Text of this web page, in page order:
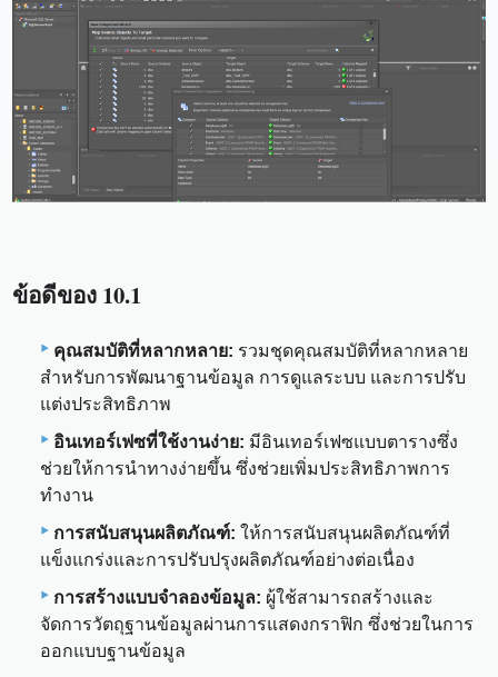
ข้อดีของ 10.1
คุณสมบัติที่หลากหลาย: รวมชุดคุณสมบัติที่หลากหลาย
สำหรับการพัฒนาฐานข้อมูล การดูแลระบบ และการปรับ
แต่งประสิทธิภาพ
อินเทอร์เฟซที่ใช้งานง่าย: มีอินเทอร์เฟซแบบตารางซึ่ง
ช่วยให้การนำทางง่ายขึ้น ซึ่งช่วยเพิ่มประสิทธิภาพการ
ทำงาน
การสนับสนุนผลิตภัณฑ์: ให้การสนับสนุนผลิตภัณฑ์ที่
แข็งแกร่งและการปรับปรุงผลิตภัณฑ์อย่างต่อเนื่อง
การสร้างแบบจำลองข้อมูล: ผู้ใช้สามารถสร้างและ
จัดการวัตถุฐานข้อมูลผ่านการแสดงกราฟิก ซึ่งช่วยในการ
ออกแบบฐานข้อมูล